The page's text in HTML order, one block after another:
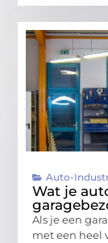
Auto-
Wat je
Als je een
met een heel